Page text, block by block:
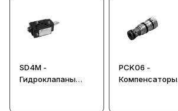
SD4M -
Гидроклапаны
PCK06 -
Компенсаторы